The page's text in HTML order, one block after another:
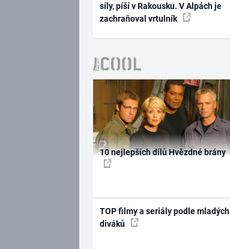
síly, píší v Rakousku. V Alpách je
zachraňoval vrtulník
10 nejlepších dílů Hvězdné brány
TOP filmy a seriály podle mladých
diváků